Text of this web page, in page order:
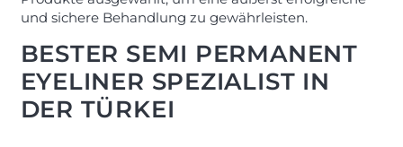
und sichere Behandlung zu gewährleisten.
BESTER SEMI PERMANENT
EYELINER SPEZIALIST IN
DER TÜRKEI